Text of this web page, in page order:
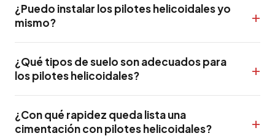
¿Puedo instalar los pilotes helicoidales yo
mismo?
¿Qué tipos de suelo son adecuados para
los pilotes helicoidales?
¿Con qué rapidez queda lista una
cimentación con pilotes helicoidales?